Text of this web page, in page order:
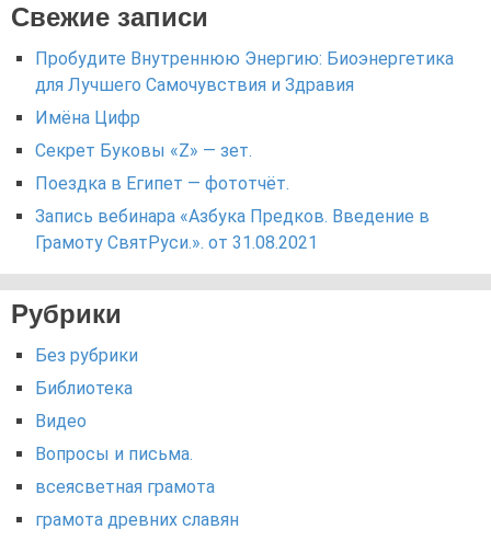
Свежие записи
Пробудите Внутреннюю Энергию: Биоэнергетика
для Лучшего Самочувствия и Здравия
Имёна Цифр
Секрет Буковы «Z» — зет.
Поездка в Египет — фототчёт.
Запись вебинара «Азбука Предков. Введение в
Грамоту СвятРуси.». от 31.08.2021
Рубрики
Без рубрики
Библиотека
Видео
Вопросы и письма.
всеясветная грамота
грамота древних славян